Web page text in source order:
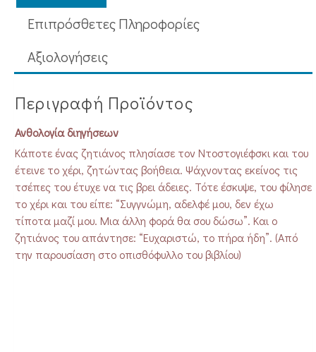
Επιπρόσθετες Πληροφορίες
Aξιολογήσεις
Περιγραφή Προϊόντος
Ανθολογία διηγήσεων
Κάποτε ένας ζητιάνος πλησίασε τον Ντοστογιέφσκι και του
έτεινε το χέρι, ζητώντας βοήθεια. Ψάχνοντας εκείνος τις
τσέπες του έτυχε να τις βρει άδειες. Τότε έσκυψε, του φίλησε
το χέρι και του είπε: “Συγγνώμη, αδελφέ μου, δεν έχω
τίποτα μαζί μου. Μια άλλη φορά θα σου δώσω”. Και ο
ζητιάνος του απάντησε: “Ευχαριστώ, το πήρα ήδη”. (Από
την παρουσίαση στο οπισθόφυλλο του βιβλίου)